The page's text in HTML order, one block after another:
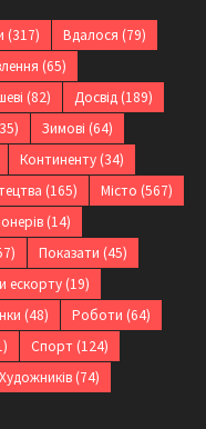
(317) Вдалося (79)
(65)
(82) Досвід(189)
Зимові (64)
Континенту(34)
(165) Місто (567)
(14)
Показати (45)
ескорту(19)
(48) Роботи (64)
Спорт(124)
Художників(74)